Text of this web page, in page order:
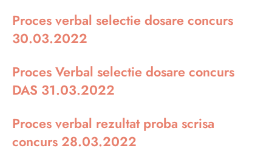
Proces verbal selectie dosare concurs
30.03.2022
Proces Verbal selectie dosare concurs
DAS 31.03.2022
Proces verbal rezultat proba scrisa
concurs 28.03.2022